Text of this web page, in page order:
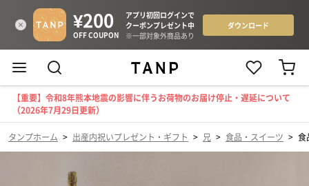
【重要】令和8年熊本地震の影響に伴うお荷物のお届け停止・遅延について
（2026年7月29日更新）
タンプホーム > 出産内祝いプレゼント・ギフト > 兄 > 食品・スイーツ > 食